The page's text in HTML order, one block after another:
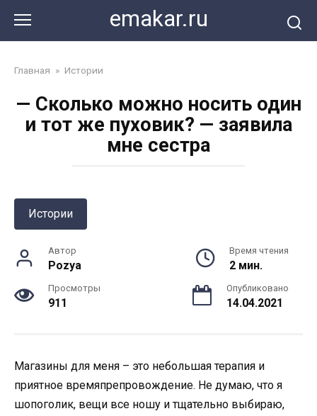
контенту
emakar.ru
Главная » Истории
— Сколько можно носить один
и тот же пуховик? — заявила
мне сестра
Истории
Автор
Pozya
Время чтения
2 мин.
Просмотры
911
Опубликовано
14.04.2021
Магазины для меня – это небольшая терапия и
приятное времяпрепровождение. Не думаю, что я
шопоголик, вещи все ношу и тщательно выбираю,